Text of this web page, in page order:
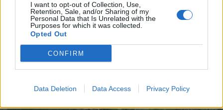
I want to opt-out of Collection, Use,
Retention, Sale, and/or Sharing of my
Personal Data that Is Unrelated with the
Purposes for which it was collected.
Opted Out
CONFIRM
Data Deletion Data Access Privacy Policy